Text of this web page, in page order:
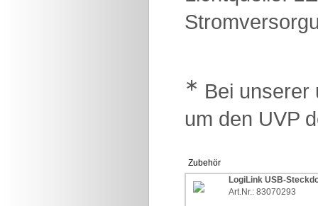
∗ Bei unserer
um den UVP
Zubehör
LogiLink USB-
Art.Nr.: 83070293